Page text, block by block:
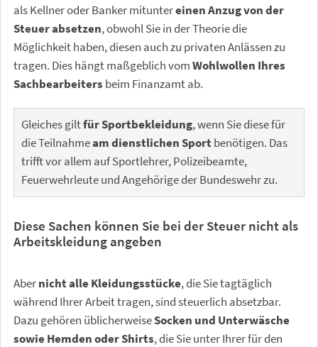
als Kellner oder Banker mituntereinen Anzug von der
Steuer absetzen, obwohl Sie in der Theorie die
Möglichkeit haben, diesen auch zu privaten Anlässen zu
tragen. Dies hängt maßgeblich vomWohlwollen Ihres
Sachbearbeiters beim Finanzamt ab.
Gleiches giltfür Sportbekleidung, wenn Sie diese für
die Teilnahmeam dienstlichen Sport benötigen. Das
trifft vor allem auf Sportlehrer, Polizeibeamte,
Feuerwehrleute und Angehörige der Bundeswehr zu.
Diese Sachen können Sie bei der Steuer nicht als
Arbeitskleidung angeben
Abernicht alle Kleidungsstücke, die Sie tagtäglich
während Ihrer Arbeit tragen, sind steuerlich absetzbar.
Dazu gehören üblicherweiseSocken und Unterwäsche
sowie Hemden oder Shirts, die Sie unter Ihrer für den